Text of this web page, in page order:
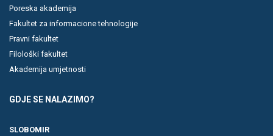
Poreska akademija
Fakultet za informacione tehnologije
Pravni fakultet
Filološki fakultet
Akademija umjetnosti
GDJE SE NALAZIMO?
SLOBOMIR